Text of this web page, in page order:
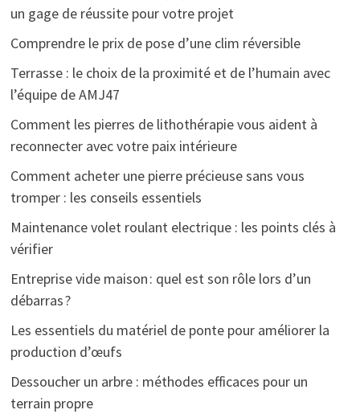
un gage de réussite pour votre projet
Comprendre le prix de pose d’une clim réversible
Terrasse : le choix de la proximité et de l’humain avec
l’équipe de AMJ47
Comment les pierres de lithothérapie vous aident à
reconnecter avec votre paix intérieure
Comment acheter une pierre précieuse sans vous
tromper : les conseils essentiels
Maintenance volet roulant electrique : les points clés à
vérifier
Entreprise vide maison : quel est son rôle lors d’un
débarras ?
Les essentiels du matériel de ponte pour améliorer la
production d’œufs
Dessoucher un arbre : méthodes efficaces pour un
terrain propre